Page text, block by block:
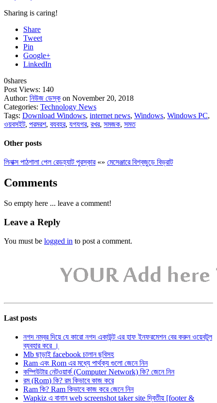
Sharing is caring!
Share
Tweet
Pin
Google+
LinkedIn
0shares
Post Views: 140
Author: নিউজ ডেস্ক on November 20, 2018
Categories: Technology News
Tags: Download Windows, internet news, Windows, Windows PC,
ওয়বসইট, পরমরশ, বযবহর, যগযগর, রখর, সমজক, সমত
Other posts
লিনাক্স পাঠশালা পেল রেডহ্যাট পুরস্কার«» মেসেঞ্জারে বিশ্বজুড়ে বিভ্রাট
Comments
So empty here ... leave a comment!
Leave a Reply
You must be logged in to post a comment.
Last posts
নগদ নম্বর দিয়ে যে কারো নগদ একাউন্ট এর হাফ ইনফরমেশন বের করুন ওয়েবটুল
ব্যবহার করে ।
Mb ছাড়াই facebook চালান ছবিসহ
Ram এবং Rom এর মধ্যে পার্থক্য গুলো জেনে নিন
কম্পিউটার নেটওয়ার্ক (Computer Network) কি? জেনে নিন
রম (Rom) কি? রম কিভাবে কাজ করে
Ram কি? Ram কিভাবে কাজ করে জেনে নিন
Wapkiz এ বানান web screenshot taker site দ্বিতীয় [footer &